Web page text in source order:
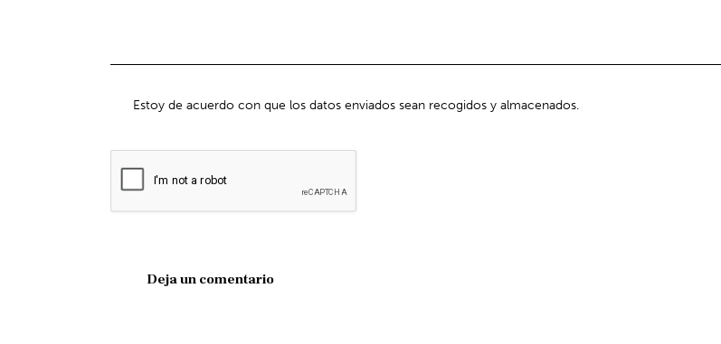
Estoy de acuerdo con que los datos enviados sean recogidos y almacenados.